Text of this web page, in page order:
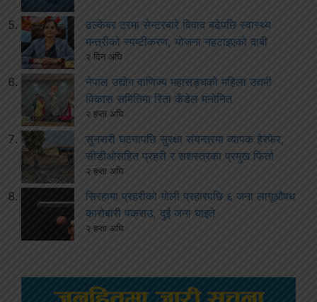
ढल्केबर ट्रमा सेन्टरबारे विवाद बढेपछि स्वास्थ्य
मन्त्रीको स्पष्टीकरण, योजना नहटाइएको दाबी
२ दिन अघि
नेपाल उद्योग वाणिज्य महासङ्घको महिला उद्यमी
विकास समितिमा रिता कँडेल मनोनित
२ हप्ता अघि
सुनसरी घटनापछि सुरक्षा संयन्त्रमा व्यापक हेरफेर,
सीडीओसहित प्रहरी र सशस्त्रका प्रमुख फिर्ता
२ हप्ता अघि
सिरहामा प्रहरीको गोली प्रहारपछि ६ जना लागूऔषध
कारोबारी पक्राउ, दुई जना घाइते
२ हप्ता अघि